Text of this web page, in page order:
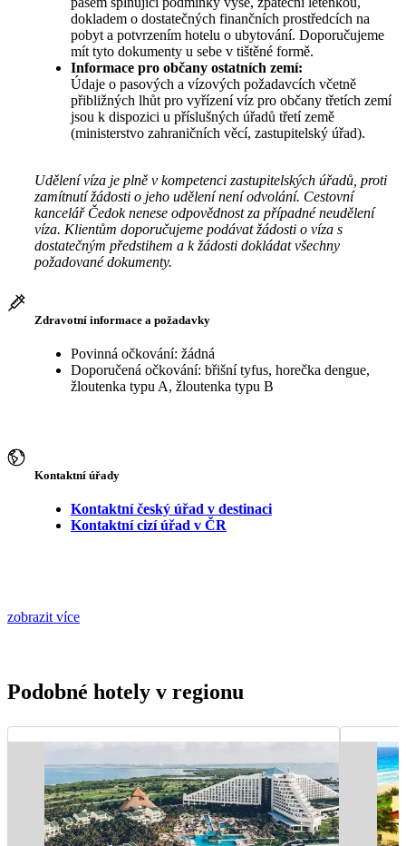
dokladem o dostatečných finančních prostředcích na
pobyt a potvrzením hotelu o ubytování. Doporučujeme
mít tyto dokumenty u sebe v tištěné formě.
Informace pro občany ostatních zemí:
Údaje o pasových a vízových požadavcích včetně
přibližných lhůt pro vyřízení víz pro občany třetích zemí
jsou k dispozici u příslušných úřadů třetí země
(ministerstvo zahraničních věcí, zastupitelský úřad).
Udělení víza je plně v kompetenci zastupitelských úřadů, proti
zamítnutí žádosti o jeho udělení není odvolání. Cestovní
kancelář Čedok nenese odpovědnost za případné neudělení
víza. Klientům doporučujeme podávat žádosti o víza s
dostatečným předstihem a k žádosti dokládat všechny
požadované dokumenty.
Zdravotní informace a požadavky
Povinná očkování: žádná
Doporučená očkování: břišní tyfus, horečka dengue,
žloutenka typu A, žloutenka typu B
Kontaktní úřady
Kontaktní český úřad v destinaci
Kontaktní cizí úřad v ČR
zobrazit více
Podobné hotely v regionu